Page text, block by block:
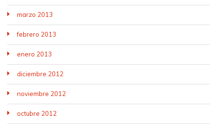
marzo 2013
febrero 2013
enero 2013
diciembre 2012
noviembre 2012
octubre 2012